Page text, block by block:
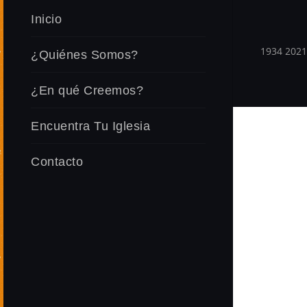
Inicio
¿Quiénes Somos?
¿En qué Creemos?
Encuentra Tu Iglesia
Contacto
1934